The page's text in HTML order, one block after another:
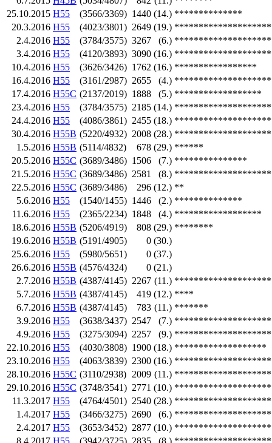
25.10.2015 H55 (3566/3369) 1440 (14.) **************
20.3.2016 H55 (4023/3801) 2649 (19.)
2.4.2016 H55 (3784/3575) 3267 (6.)
3.4.2016 H55 (4120/3893) 3090 (16.)
10.4.2016 H55 (3626/3426) 1762 (16.) *****************
16.4.2016 H55 (3161/2987) 2655 (4.)
17.4.2016 H55C (2137/2019) 1888 (5.) ******************
23.4.2016 H55 (3784/3575) 2185 (14.)
24.4.2016 H55 (4086/3861) 2455 (18.)
30.4.2016 H55B (5220/4932) 2008 (28.) ********************
1.5.2016 H55B (5114/4832) 678 (29.) ******
20.5.2016 H55C (3689/3486) 1506 (7.) ***************
21.5.2016 H55C (3689/3486) 2581 (8.)
22.5.2016 H55C (3689/3486) 296 (12.) **
5.6.2016 H55 (1540/1455) 1446 (2.) **************
11.6.2016 H55 (2365/2234) 1848 (4.) ******************
18.6.2016 H55B (5206/4919) 808 (29.) ********
19.6.2016 H55B (5191/4905) 0 (30.)
25.6.2016 H55 (5980/5651) 0 (37.)
26.6.2016 H55B (4576/4324) 0 (21.)
2.7.2016 H55B (4387/4145) 2267 (11.)
5.7.2016 H55B (4387/4145) 419 (12.) ****
6.7.2016 H55B (4387/4145) 783 (11.) *******
3.9.2016 H55 (3638/3437) 2547 (7.)
4.9.2016 H55 (3275/3094) 2257 (9.)
22.10.2016 H55 (4030/3808) 1900 (18.) *******************
23.10.2016 H55 (4063/3839) 2300 (16.)
28.10.2016 H55C (3110/2938) 2009 (11.) ********************
29.10.2016 H55C (3748/3541) 2771 (10.)
11.3.2017 H55 (4764/4501) 2540 (28.)
1.4.2017 H55 (3466/3275) 2690 (6.)
2.4.2017 H55 (3653/3452) 2877 (10.)
8.4.2017 H55 (3942/3725) 2835 (8.)